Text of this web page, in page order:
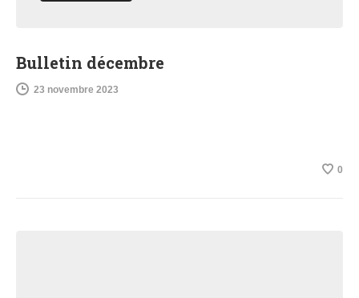
Bulletin décembre
23 novembre 2023
0